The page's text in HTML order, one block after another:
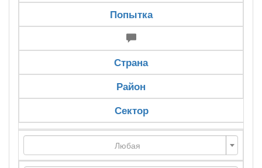
Попытка
Страна
Район
Сектор
Любая